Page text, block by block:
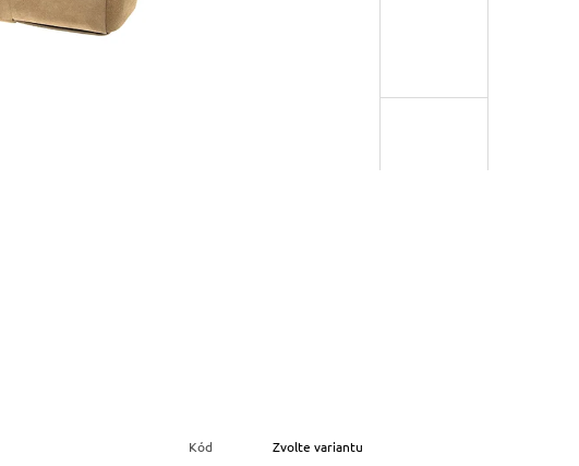
Kód
Zvolte variantu